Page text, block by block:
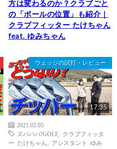
方は変わるのか？クラブごと
の「ボールの位置」も紹介｜
クラブフィッター たけちゃん
feat. ゆみちゃん
ウェッジの試打・レビュー
17:35
2021.02.05
ズバババ!GOLF, クラブフィッタ
ー たけちゃん
アシスタント ゆみ